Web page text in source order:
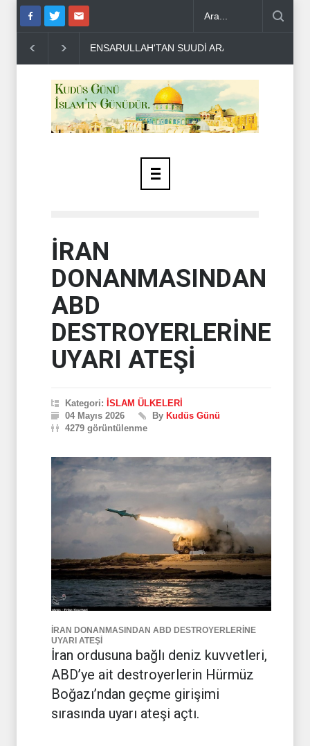
SUUDİ ARABİSTAN'A UYARI.. THE TELEGRAPH: İRAN
İRAN
DONANMASINDAN
ABD
DESTROYERLERİNE
UYARI ATEŞİ
Kategori: İSLAM ÜLKELERİ
04 Mayıs 2026
By Kudüs Günü
4279 görüntülenme
İRAN DONANMASINDAN ABD DESTROYERLERİNE
UYARI ATEŞİ
İran ordusuna bağlı deniz kuvvetleri,
ABD’ye ait destroyerlerin Hürmüz
Boğazı’ndan geçme girişimi
sırasında uyarı ateşi açtı.